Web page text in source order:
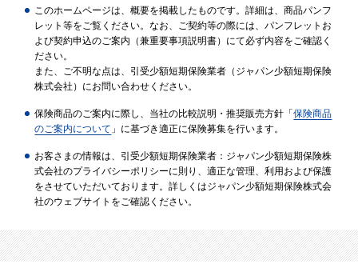
このホームページは、概要を掲載したものです。詳細は、商品パンフ
レット等をご覧ください。なお、ご契約等の際には、パンフレットお
よび契約申込のご案内（兼重要事項説明書）にて必ず内容をご確認く
ださい。
また、ご不明な点は、引受少額短期保険業者（ジャパン少額短期保険
株式会社）にお問い合わせください。
保険商品のご案内に際し、当社の比較説明・推奨販売方針「保険商品
のご案内について 」に基づき適正に保険募集を行います。
お客さまの情報は、引受少額短期保険業者：ジャパン少額短期保険株
式会社のプライバシーポリシーに則り、適正な管理、利用および保護
をさせていただいております。詳しくはジャパン少額短期保険株式会
社のウェブサイトをご確認ください。